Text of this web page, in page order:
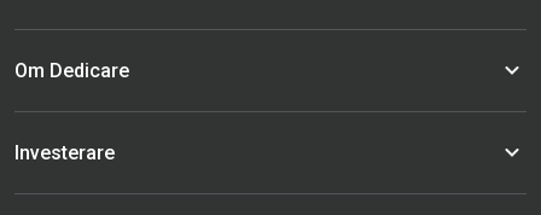
Om Dedicare
Investerare